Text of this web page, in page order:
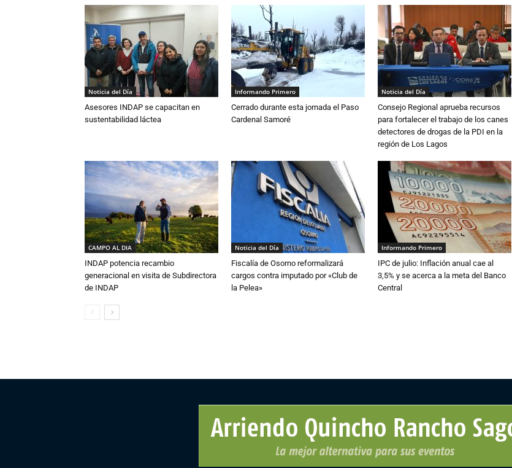
Noticia del Día
Asesores INDAP se capacitan en
sustentabilidad láctea
Informando Primero
Cerrado durante esta jornada el Paso
Cardenal Samoré
Noticia del Día
Consejo Regional aprueba recursos
para fortalecer el trabajo de los canes
detectores de drogas de la PDI en la
región de Los Lagos
CAMPO AL DIA
INDAP potencia recambio
generacional en visita de Subdirectora
de INDAP
Noticia del Día
Fiscalía de Osorno reformalizará
cargos contra imputado por «Club de
la Pelea»
Informando Primero
IPC de julio: Inflación anual cae al
3,5% y se acerca a la meta del Banco
Central